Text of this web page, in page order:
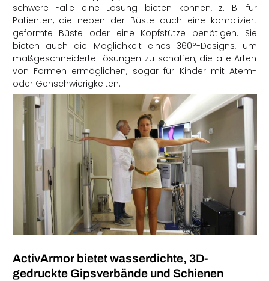
schwere Fälle eine Lösung bieten können, z. B. für
Patienten, die neben der Büste auch eine kompliziert
geformte Büste oder eine Kopfstütze benötigen. Sie
bieten auch die Möglichkeit eines 360°-Designs, um
maßgeschneiderte Lösungen zu schaffen, die alle Arten
von Formen ermöglichen, sogar für Kinder mit Atem-
oder Gehschwierigkeiten.
ActivArmor bietet wasserdichte, 3D-
gedruckte Gipsverbände und Schienen